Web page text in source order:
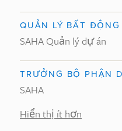
QUẢN LÝ BẤT ĐỘNG
SAHA Quản lý dự án
TRƯỞNG BỘ PHẬN
SAHA
Hiển thị ít hơn